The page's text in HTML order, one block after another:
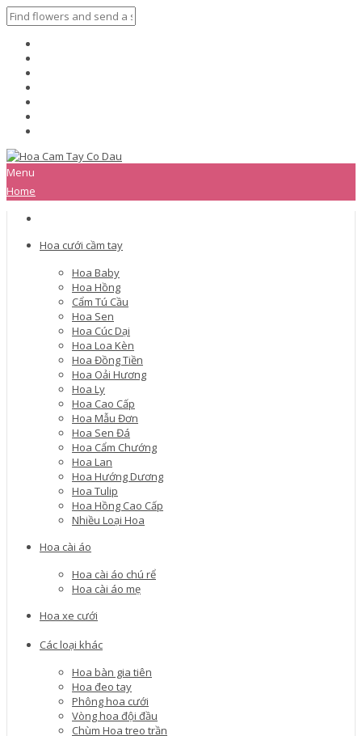
Menu
Home
Hoa cưới cầm tay
Hoa Baby
Hoa Hồng
Cẩm Tú Cầu
Hoa Sen
Hoa Cúc Dại
Hoa Loa Kèn
Hoa Đồng Tiền
Hoa Oải Hương
Hoa Ly
Hoa Cao Cấp
Hoa Mẫu Đơn
Hoa Sen Đá
Hoa Cẩm Chướng
Hoa Lan
Hoa Hướng Dương
Hoa Tulip
Hoa Hồng Cao Cấp
Nhiều Loại Hoa
Hoa cài áo
Hoa cài áo chú rể
Hoa cài áo mẹ
Hoa xe cưới
Các loại khác
Hoa bàn gia tiên
Hoa đeo tay
Phông hoa cưới
Vòng hoa đội đầu
Chùm Hoa treo trần